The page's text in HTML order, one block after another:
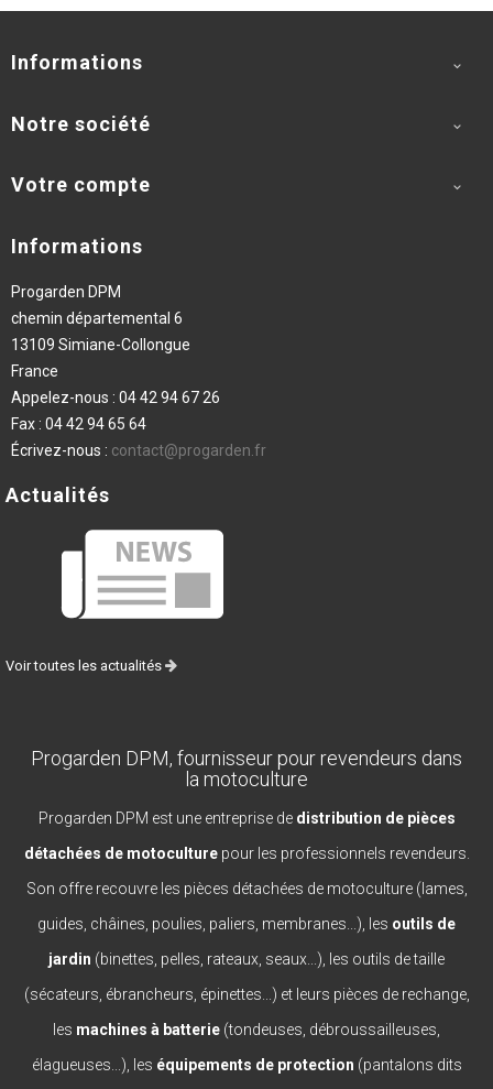
Informations 
Notre société 
Votre compte 
Informations
Progarden DPM
chemin départemental 6
13109 Simiane-Collongue
France
Appelez-nous : 04 42 94 67 26
Fax : 04 42 94 65 64
Écrivez-nous : contact@progarden.fr
Actualités
Voir toutes les actualités
Progarden DPM, fournisseur pour revendeurs dans
la motoculture
Progarden DPM est une entreprise de distribution de pièces
détachées de motoculturepour les professionnels revendeurs.
Son offre recouvre les pièces détachées de motoculture (lames,
guides, châines, poulies, paliers, membranes...), les outils de
jardin (binettes, pelles, rateaux, seaux...), les outils de taille
(sécateurs, ébrancheurs, épinettes...) et leurs pièces de rechange,
les machines à batterie (tondeuses, débroussailleuses,
élagueuses...), les équipements de protection (pantalons dits